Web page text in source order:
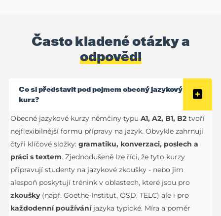
Často kladené otázky a
odpovědi
Co si představit pod pojmem obecný jazykový
kurz?
Obecné jazykové kurzy němčiny typuA1, A2, B1, B2 tvoří
nejflexibilnější formu přípravy na jazyk. Obvykle zahrnují
čtyři klíčové složky:gramatiku, konverzaci, poslech a
práci s textem. Zjednodušeně lze říci, že tyto kurzy
připravují studenty na jazykové zkoušky - nebo jim
alespoň poskytují trénink v oblastech, které jsou pro
zkoušky(např. Goethe-Institut, ÖSD, TELC) ale i pro
každodenní používáníjazyka typické. Míra a poměr